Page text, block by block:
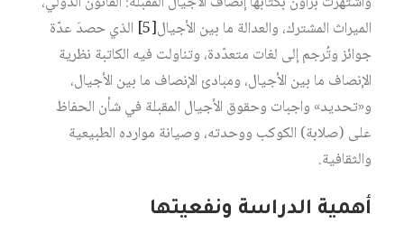
الميراث المشترك، والعدالة ما بين الأجيال‏[5]
الذي حصدَ عدّة
جوائز وتُرجم إلى لغات متعدّدة، وتناولت فيه الكاتبة نظرية
الإنصاف ما بين الأجيال، ومبادئ الإنصاف ما بين الأجيال،
و«تحديد» واجبات وحقوق الأجيال المقبلة في شأن الحفاظ
على (صلابة) الكوكب ووحدته، وصيانة موارده الطبيعية
والثقافية.
أهمية الدراسة ونفعيتها